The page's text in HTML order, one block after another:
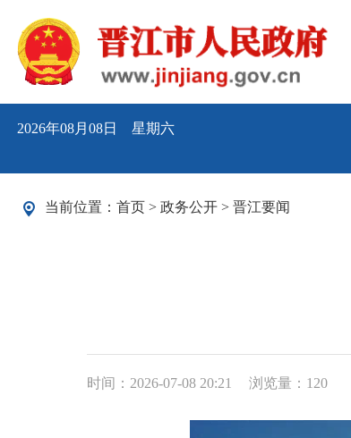
2026年08月08日 星期六
当前位置： 首页 > 政务公开 > 晋江要闻
时间：2026-07-08 20:21 浏览量： 120